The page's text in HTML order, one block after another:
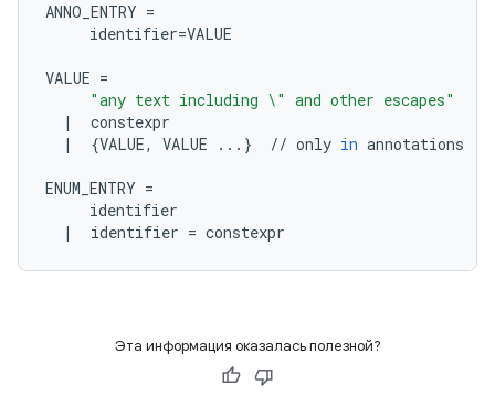
ANNO_ENTRY =
identifier=VALUE
VALUE =
"any text including \" and other escapes"
|
constexpr
|
{VALUE, VALUE ... } // only in annotations
ENUM_ENTRY =
identifier
|
identifier = constexpr
Эта информация оказалась полезной?